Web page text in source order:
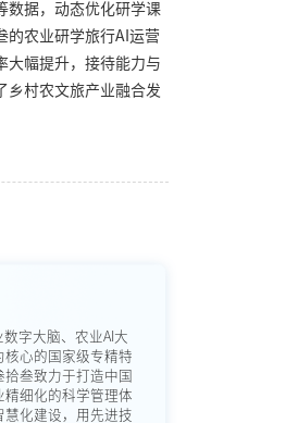
数据，动态优化研学课
的农业研学旅行AI运营
大幅提升，接待能力与
乡村农文旅产业融合发
字大脑、农业AI大
心的国家级专精特
叁致力于打造中国
精细化的科学管理体
慧化建设，用先进技